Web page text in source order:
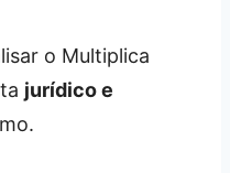
o Multiplica
jurídico e